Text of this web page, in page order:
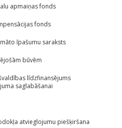
apmaiņas fonds
fonds
īpašumu saraksts
būvēm
līdzfinansējums
saglabāšanai
atvieglojumu piešķiršana